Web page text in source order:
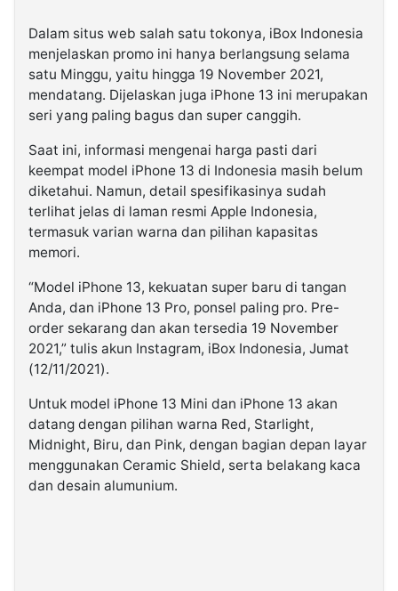
Dalam situs web salah satu tokonya, iBox Indonesia
menjelaskan promo ini hanya berlangsung selama
satu Minggu, yaitu hingga 19 November 2021,
mendatang. Dijelaskan juga iPhone 13 ini merupakan
seri yang paling bagus dan super canggih.
Saat ini, informasi mengenai harga pasti dari
keempat model iPhone 13 di Indonesia masih belum
diketahui. Namun, detail spesifikasinya sudah
terlihat jelas di laman resmi Apple Indonesia,
termasuk varian warna dan pilihan kapasitas
memori.
“Model iPhone 13, kekuatan super baru di tangan
Anda, dan iPhone 13 Pro, ponsel paling pro. Pre-
order sekarang dan akan tersedia 19 November
2021,” tulis akun Instagram, iBox Indonesia, Jumat
(12/11/2021).
Untuk model iPhone 13 Mini dan iPhone 13 akan
datang dengan pilihan warna Red, Starlight,
Midnight, Biru, dan Pink, dengan bagian depan layar
menggunakan Ceramic Shield, serta belakang kaca
dan desain alumunium.